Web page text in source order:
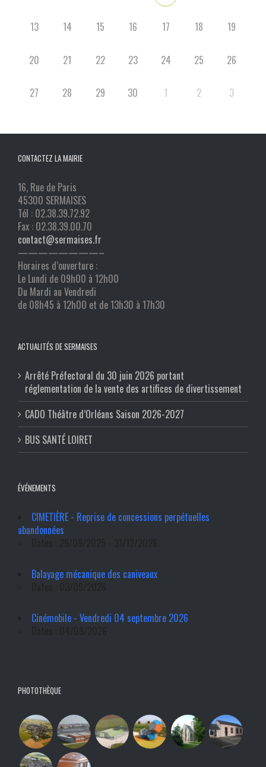
13 14 15 16 17 18 19
20 21 22 23 24 25 26
27 28 29 30 1 2 3
CONTACTEZ LA MAIRIE
16, Rue de Paris
45300 SERMAISES
Tél : 02.38.39.72.92
Fax : 02.38.39.00.70
contact@sermaises.fr
————————–
Horaires d’ouverture :
Le Lundi de 09h00 à 12h00
Du Mardi au Vendredi
de 08h45 à 12h00 et de 13h30 à 17h30
ACTUALITÉS DE SERMAISES
Arrêté Préfectoral du 30 juin 2026 portant
réglementation de la vente des artifices de divertissement
CADO Théâtre d’Orléans Saison 2026-2027
BUS SANTÉ LOIRET
ÉVÉNEMENTS
CIMETIÈRE - Reprise de concessions perpétuelles
abandonnées
Balayage mécanique des caniveaux
Cinémobile - Vendredi 04 septembre 2026
PHOTOTHÈQUE